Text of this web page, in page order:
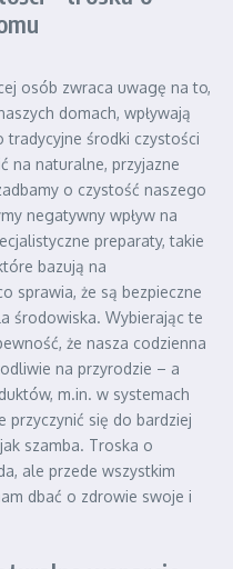
osób zwraca uwagę na to,
domach, wpływają
środki czystości
na naturalne, przyjazne
o czystość naszego
negatywny wpływ na
preparaty, takie
bazują na
sprawia, że są bezpieczne
środowiska. Wybierając te
że nasza codzienna
na przyrodzie – a
m.in. w systemach
przyczynić się do bardziej
szamba. Troska o
ale przede wszystkim
dbać o zdrowie swoje i